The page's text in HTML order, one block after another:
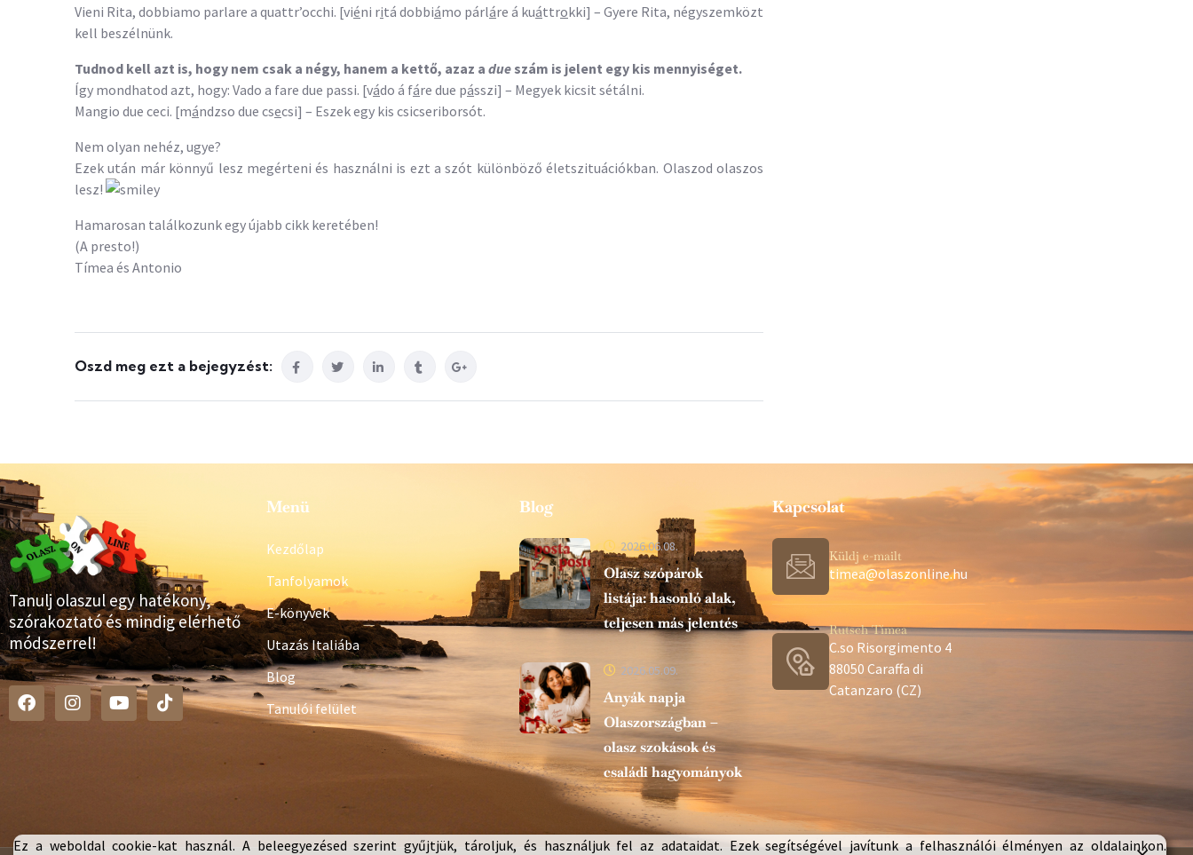
Vieni Rita, dobbiamo parlare a quattr’occhi. [viéni ritá dobbiámo párláre á kuáttrokki] – Gyere Rita, négyszemközt
kell beszélnünk.
Tudnod kell azt is, hogy nem csak a négy, hanem a kettő, azaz a due szám is jelent egy kis mennyiséget.
Így mondhatod azt, hogy: Vado a fare due passi. [vádo á fáre due pásszi] – Megyek kicsit sétálni.
Mangio due ceci. [mándzso due csecsi] – Eszek egy kis csicseriborsót.
Nem olyan nehéz, ugye?
Ezek után már könnyű lesz megérteni és használni is ezt a szót különböző életszituációkban. Olaszod olaszos
lesz!
Hamarosan találkozunk egy újabb cikk keretében!
(A presto!)
Tímea és Antonio
Oszd meg ezt a bejegyzést:
Tanulj olaszul egy hatékony,
szórakoztató és mindig elérhető
módszerrel!
Menü
Kezdőlap
Tanfolyamok
E-könyvek
Utazás Italiába
Blog
Tanulói felület
Blog
2026.06.08.
Olasz szópárok
listája: hasonló alak,
teljesen más jelentés
2026.05.09.
Anyák napja
Olaszországban –
olasz szokások és
családi hagyományok
Kapcsolat
Küldj e-mailt
timea@olaszonline.hu
Rutsch Tímea
C.so Risorgimento 4
88050 Caraffa di
Catanzaro (CZ)
Ez a weboldal cookie-kat használ. A beleegyezésed szerint gyűjtjük, tároljuk, és használjuk fel az adataidat. Ezek segítségével javítunk a felhasználói élményen az oldalainkon.